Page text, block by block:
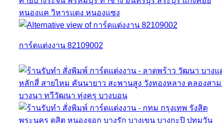
การ์ดแต่งงาน 82109002